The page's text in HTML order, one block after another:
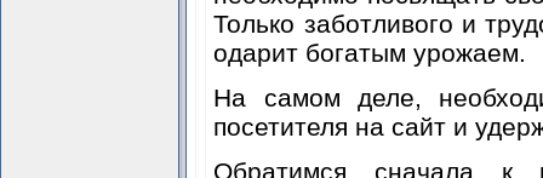
Только заботливого и
одарит богатым урожаем.
На самом деле,
посетителя на сайт и
Обратимся сначала к